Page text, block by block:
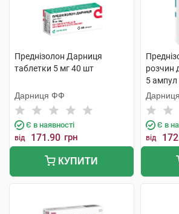
Преднізолон Дарниця
таблетки 5 мг 40 шт
Дарниця ФФ
Є в наявності
від 171.90 грн
КУПИТИ
розчин
5 ампул
Є в
від